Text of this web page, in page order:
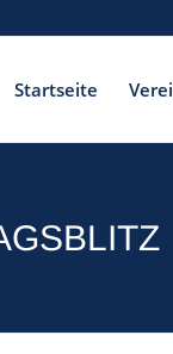
Startseite